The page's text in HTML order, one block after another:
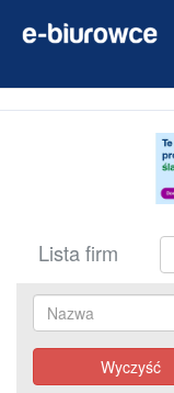
Lista firm
Wyczyść